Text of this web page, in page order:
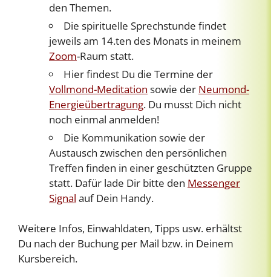
den Themen.
Die spirituelle Sprechstunde findet
jeweils am 14.ten des Monats in meinem
Zoom-Raum statt.
Hier findest Du die Termine der
Vollmond-Meditation sowie der Neumond-
Energieübertragung. Du musst Dich nicht
noch einmal anmelden!
Die Kommunikation sowie der
Austausch zwischen den persönlichen
Treffen finden in einer geschützten Gruppe
statt. Dafür lade Dir bitte den Messenger
Signal auf Dein Handy.
Weitere Infos, Einwahldaten, Tipps usw. erhältst
Du nach der Buchung per Mail bzw. in Deinem
Kursbereich.